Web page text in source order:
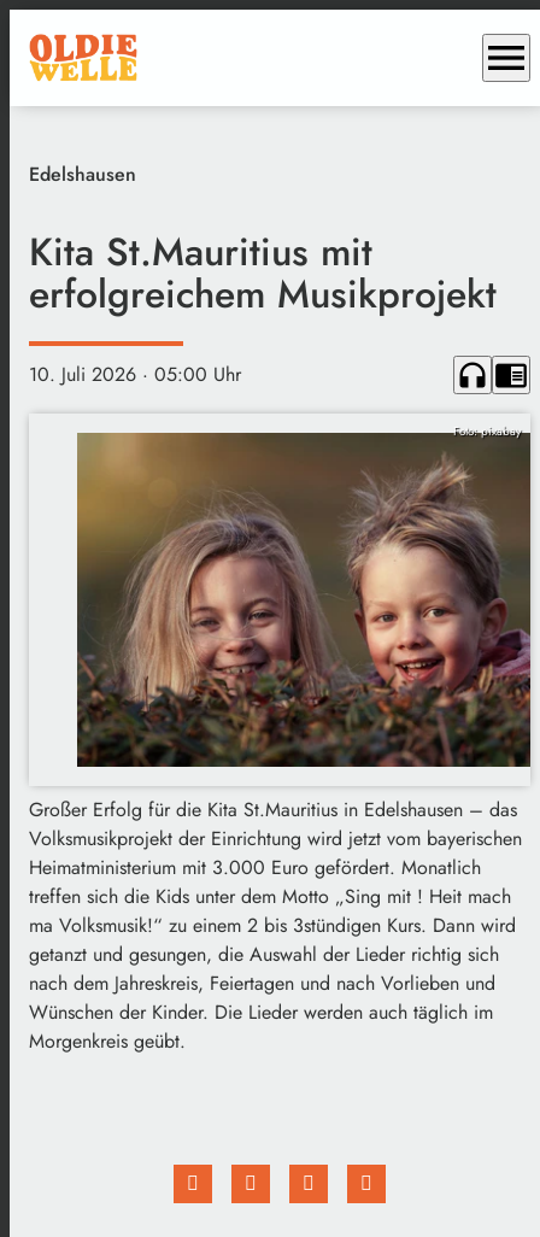
menu
Edelshausen
Kita St.Mauritius mit
erfolgreichem Musikprojekt
10. Juli 2026 · 05:00 Uhr headphones chrome_reader_mode
Foto: pixabay
Großer Erfolg für die Kita St.Mauritius in Edelshausen – das
Volksmusikprojekt der Einrichtung wird jetzt vom bayerischen
Heimatministerium mit 3.000 Euro gefördert. Monatlich
treffen sich die Kids unter dem Motto „Sing mit ! Heit mach
ma Volksmusik!“ zu einem 2 bis 3stündigen Kurs. Dann wird
getanzt und gesungen, die Auswahl der Lieder richtig sich
nach dem Jahreskreis, Feiertagen und nach Vorlieben und
Wünschen der Kinder. Die Lieder werden auch täglich im
Morgenkreis geübt.